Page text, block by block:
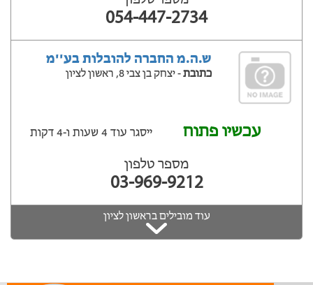
054-447-2734
ש.ה.מ החברה להובלות בע''מ
כתובת- יצחק בן צבי 8, ראשון לציון
עכשיו פתוח ייסגר עוד 4 שעות ‫ו-4 דקות
מספר טלפון
03-969-9212
עוד מובילים בראשון לציון